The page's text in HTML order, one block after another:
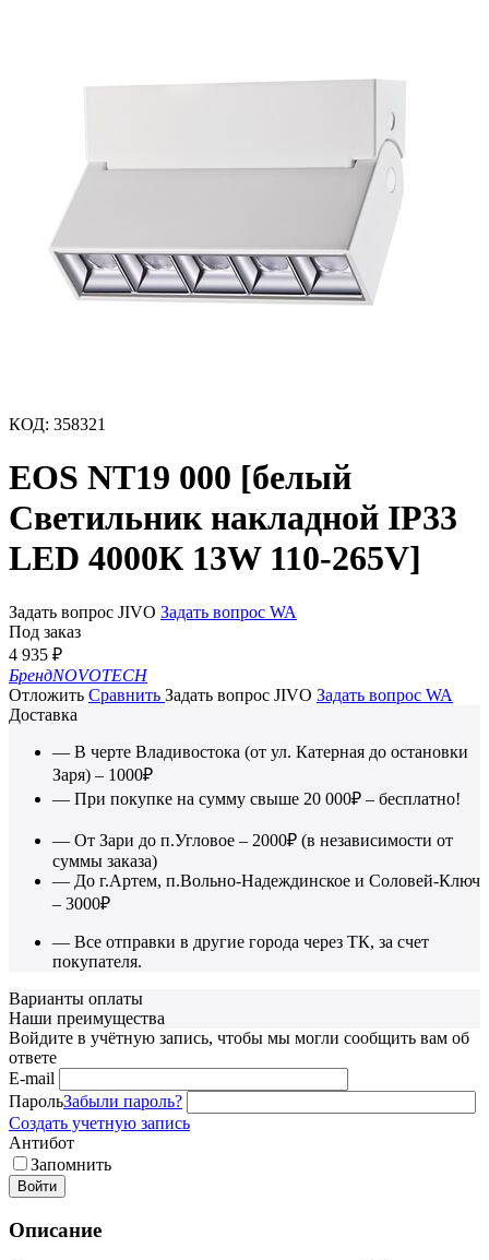
КОД: 358321
EOS NT19 000 [белый
Светильник накладной IP33
LED 4000К 13W 110-265V]
Задать вопрос JIVO Задать вопрос WA
Под заказ
4 935 ₽
БрендNOVOTECH
Отложить Сравнить Задать вопрос JIVO Задать вопрос WA
Доставка
— В черте Владивостока (от ул. Катерная до остановки
Заря) – 1000₽
— При покупке на сумму свыше 20 000₽ – бесплатно!
— От Зари до п.Угловое – 2000₽ (в независимости от
суммы заказа)
— До г.Артем, п.Вольно-Надеждинское и Соловей-Ключ
– 3000₽
— Все отправки в другие города через ТК, за счет
покупателя.
Варианты оплаты
Наши преимущества
Войдите в учётную запись, чтобы мы могли сообщить вам об
ответе
E-mail
ПарольЗабыли пароль?
Создать учетную запись
Антибот
Запомнить
Войти
Описание